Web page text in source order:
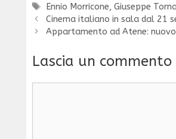
Tag
Ennio Morricone,Giuseppe
Cinema italiano in sala dal 21
Appartamento ad Atene:
Lascia un commento